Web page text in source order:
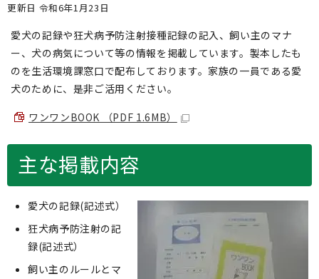
更新日 令和6年1月23日
愛犬の記録や狂犬病予防注射接種記録の記入、飼い主のマナ
ー、犬の病気について等の情報を掲載しています。製本したも
のを生活環境課窓口で配布しております。家族の一員である愛
犬のために、是非ご活用ください。
ワンワンBOOK （PDF 1.6MB）
主な掲載内容
愛犬の記録(記述式）
狂犬病予防注射の記
録(記述式）
飼い主のルールとマ